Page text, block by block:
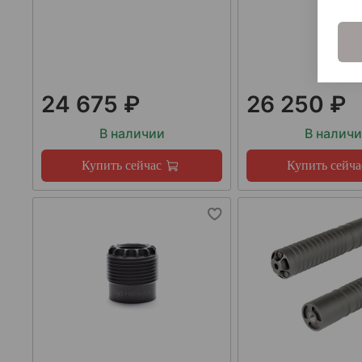
24 675 ₽
В наличии
Купить сейчас
26 250 ₽
В
Купить